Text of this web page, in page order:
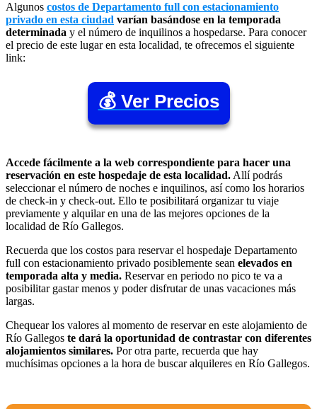
Algunos costos de Departamento full con estacionamiento
privado en esta ciudad varían basándose en la temporada
determinada y el número de inquilinos a hospedarse. Para conocer
el precio de este lugar en esta localidad, te ofrecemos el siguiente
link:
💰 Ver Precios
Accede fácilmente a la web correspondiente para hacer una
reservación en este hospedaje de esta localidad. Allí podrás
seleccionar el número de noches e inquilinos, así como los horarios
de check-in y check-out. Ello te posibilitará organizar tu viaje
previamente y alquilar en una de las mejores opciones de la
localidad de Río Gallegos.
Recuerda que los costos para reservar el hospedaje Departamento
full con estacionamiento privado posiblemente sean elevados en
temporada alta y media. Reservar en periodo no pico te va a
posibilitar gastar menos y poder disfrutar de unas vacaciones más
largas.
Chequear los valores al momento de reservar en este alojamiento de
Río Gallegos te dará la oportunidad de contrastar con diferentes
alojamientos similares. Por otra parte, recuerda que hay
muchísimas opciones a la hora de buscar alquileres en Río Gallegos.